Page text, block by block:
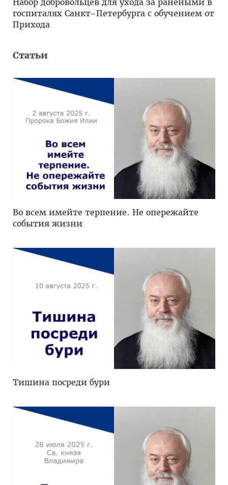
Набор добровольцев для ухода за ранеными в
госпиталях Санкт-Петербурга с обучением от
Прихода
Статьи
Во всем имейте терпение. Не опережайте
события жизни
Тишина посреди бури